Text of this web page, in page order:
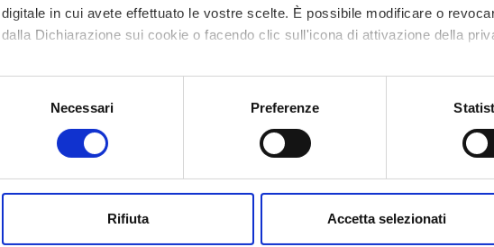
digitale in cui avete effettuato le vostre scelte. È possibile modificare o
dalla Dichiarazione sui cookie o facendo clic sull'icona di attivazione della
Con il tuo consenso, vorremmo anche:
raccogliere informazioni sulla tua posizione geografica, con
digitali).
modificare o ritirare il tuo consenso in qualsiasi momento dalla Dichiarazione
Necessari Preferenze
Rifiuta Accetta selezionati
Didattica 0 Avvisi 0 Ricerca Incarichi
INSEGNAMENTI
Insegnamenti attivi nel periodo selezionato:
Clicca sull'insegnamento per vedere orari e dettagli del corso.